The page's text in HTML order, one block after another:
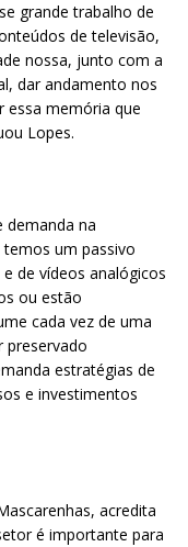
grande trabalho de
de televisão,
nossa, junto com a
dar andamento nos
essa memória que
Lopes.
demanda na
um passivo
de vídeos analógicos
ou estão
cada vez de uma
preservado
estratégias de
e investimentos
acredita
é importante para